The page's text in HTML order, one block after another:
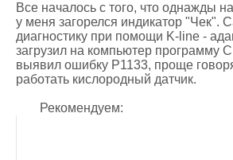
Все началось с того, что однажды
у меня загорелся индикатор "Чек".
диагностику при помощи K-line -
загрузил на компьютер программу
выявил ошибку Р1133, проще
работать кислородный датчик.
Рекомендуем: